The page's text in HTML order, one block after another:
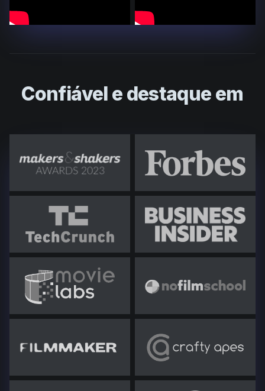
Confiável e destaque em